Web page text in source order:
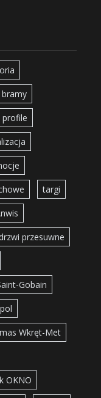
bramy
profile
targi
drzwi przesuwne
Gobain
Wkręt-Met
OKNO